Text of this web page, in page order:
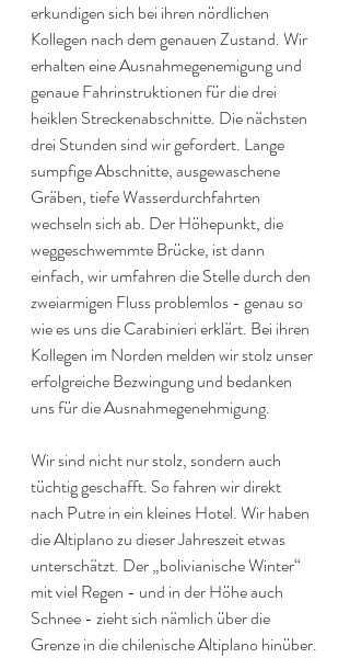
erkundigen sich bei ihren nördlichen
Kollegen nach dem genauen Zustand. Wir
erhalten eine Ausnahmegenemigung und
genaue Fahrinstruktionen für die drei
heiklen Streckenabschnitte. Die nächsten
drei Stunden sind wir gefordert. Lange
sumpfige Abschnitte, ausgewaschene
Gräben, tiefe Wasserdurchfahrten
wechseln sich ab. Der Höhepunkt, die
weggeschwemmte Brücke, ist dann
einfach, wir umfahren die Stelle durch den
zweiarmigen Fluss problemlos - genau so
wie es uns die Carabinieri erklärt. Bei ihren
Kollegen im Norden melden wir stolz unser
erfolgreiche Bezwingung und bedanken
uns für die Ausnahmegenehmigung.
Wir sind nicht nur stolz, sondern auch
tüchtig geschafft. So fahren wir direkt
nach Putre in ein kleines Hotel. Wir haben
die Altiplano zu dieser Jahreszeit etwas
unterschätzt. Der „bolivianische Winter“
mit viel Regen - und in der Höhe auch
Schnee - zieht sich nämlich über die
Grenze in die chilenische Altiplano hinüber.